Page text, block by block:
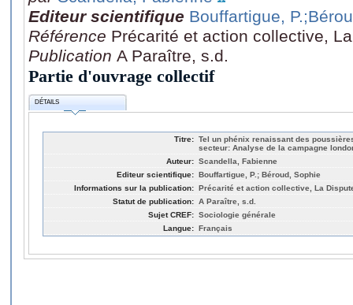
Editeur scientifique Bouffartigue, P.
Référence Précarité et action collective,
Publication A Paraître, s.d.
Partie d'ouvrage collectif
DÉTAILS
Titre: Tel un phénix renaissant des
secteur: Analyse de la campagne
Auteur: Scandella, Fabienne
Editeur scientifique: Bouffartigue, P.; Béroud, Sophie
Informations sur la publication: Précarité et action collective, La
Statut de publication: A Paraître, s.d.
Sujet CREF: Sociologie générale
Langue: Français